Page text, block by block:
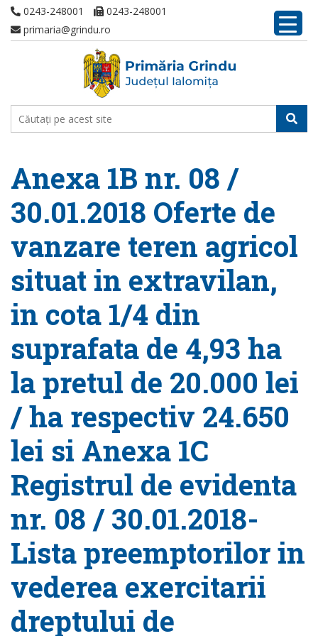
0243-248001
0243-248001
primaria@grindu.ro
Anexa 1B nr. 08 /
30.01.2018 Oferte de
vanzare teren agricol
situat in extravilan,
in cota 1/4 din
suprafata de 4,93 ha
la pretul de 20.000 lei
/ ha respectiv 24.650
lei si Anexa 1C
Registrul de evidenta
nr. 08 / 30.01.2018-
Lista preemptorilor in
vederea exercitarii
dreptului de